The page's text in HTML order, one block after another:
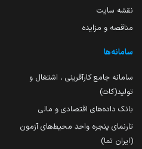
نقشه سایت
مناقصه و مزایده
سامانه‌ها
سامانه جامع کارآفرینی ، اشتغال و
تولید(کات)
بانک داده‌های اقتصادی و مالی
تارنمای پنجره واحد محیط‌های آزمون
(ایران تما)